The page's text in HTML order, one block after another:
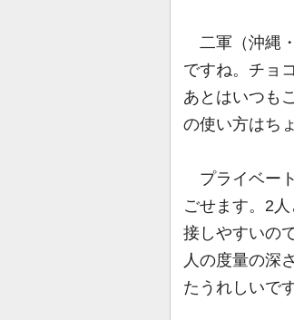
二軍（沖縄
ですね。チョ
あとはいつも
の使い方はち
プライベー
ごせます。2
接しやすいの
人の度量の深
たうれしいで